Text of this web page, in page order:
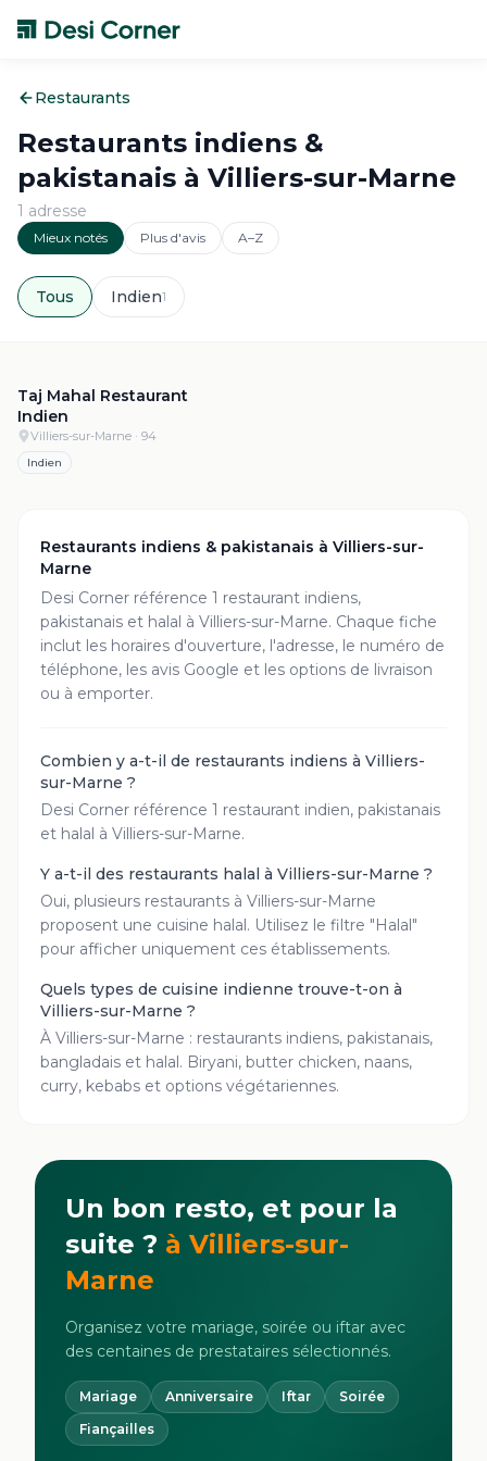
Restaurants
Restaurants indiens &
pakistanais à Villiers-sur-Marne
1 adresse
Mieux notés Plus d'avis A–Z
Tous Indien1
Taj Mahal Restaurant
Indien
Villiers-sur-Marne · 94
Indien
Restaurants indiens & pakistanais à Villiers-sur-
Marne
Desi Corner référence 1 restaurant indiens,
pakistanais et halal à Villiers-sur-Marne. Chaque fiche
inclut les horaires d'ouverture, l'adresse, le numéro de
téléphone, les avis Google et les options de livraison
ou à emporter.
Combien y a-t-il de restaurants indiens à Villiers-
sur-Marne ?
Desi Corner référence 1 restaurant indien, pakistanais
et halal à Villiers-sur-Marne.
Y a-t-il des restaurants halal à Villiers-sur-Marne ?
Oui, plusieurs restaurants à Villiers-sur-Marne
proposent une cuisine halal. Utilisez le filtre "Halal"
pour afficher uniquement ces établissements.
Quels types de cuisine indienne trouve-t-on à
Villiers-sur-Marne ?
À Villiers-sur-Marne : restaurants indiens, pakistanais,
bangladais et halal. Biryani, butter chicken, naans,
curry, kebabs et options végétariennes.
Un bon resto, et pour la
suite ? à Villiers-sur-
Marne
Organisez votre mariage, soirée ou iftar avec
des centaines de prestataires sélectionnés.
Mariage Anniversaire Iftar
Soirée
Fiançailles